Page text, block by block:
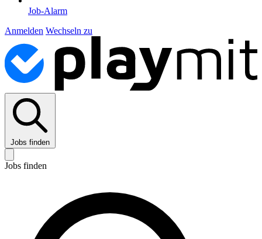
Job-Alarm
Anmelden Wechseln zu
Jobs finden
Jobs finden